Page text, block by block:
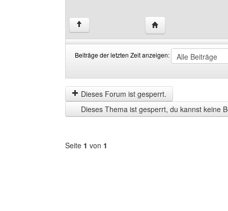
↑ Website dieses
Beiträge der letzten Zeit anzeigen:
der
letzten
Zeit
anzeigen
by
Dieses Forum ist gesperrt.
Dieses Thema ist gesperrt, du kannst keine
Seite 1 von 1